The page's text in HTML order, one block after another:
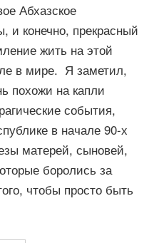
Абхазское
и конечно, прекрасный
жить на этой
в мире. Я заметил,
похожи на капли
события,
в начале 90-х
матерей, сыновей,
боролись за
чтобы просто быть